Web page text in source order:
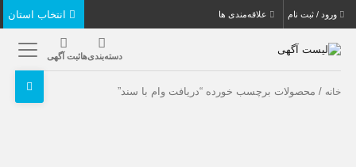
ورود / ثبت نام علاقه‌مندی ها
دسته‌بندی‌هاثبت آگهی
خانه / محصولات برچسب خورده “دریافت وام با سند”